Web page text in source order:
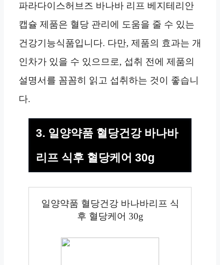
파라다이스허브즈 바나바 리프 베지테리안
캡슐 제품은 혈당 관리에 도움을 줄 수 있는
건강기능식품입니다. 다만, 제품의 효과는 개
인차가 있을 수 있으므로, 섭취 전에 제품의
설명서를 꼼꼼히 읽고 섭취하는 것이 좋습니
다.
3. 일양약품 혈당건강 바나바
리프 식후 혈당케어 30g
일양약품 혈당건강 바나바리프 식
후 혈당케어 30g